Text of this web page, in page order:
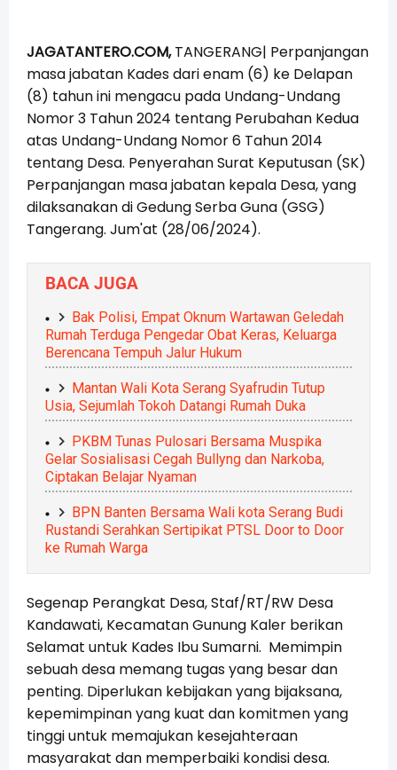
JAGATANTERO.COM,TANGERANG| Perpanjangan
masa jabatan Kades dari enam (6) ke Delapan
(8) tahun ini mengacu pada Undang-Undang
Nomor 3 Tahun 2024 tentang Perubahan Kedua
atas Undang-Undang Nomor 6 Tahun 2014
tentang Desa. Penyerahan Surat Keputusan (SK)
Perpanjangan masa jabatan kepala Desa, yang
dilaksanakan di Gedung Serba Guna (GSG)
Tangerang. Jum'at (28/06/2024).
BACA JUGA
Bak Polisi, Empat Oknum Wartawan Geledah
Rumah Terduga Pengedar Obat Keras, Keluarga
Berencana Tempuh Jalur Hukum
Mantan Wali Kota Serang Syafrudin Tutup
Usia, Sejumlah Tokoh Datangi Rumah Duka
PKBM Tunas Pulosari Bersama Muspika
Gelar Sosialisasi Cegah Bullyng dan Narkoba,
Ciptakan Belajar Nyaman
BPN Banten Bersama Wali kota Serang Budi
Rustandi Serahkan Sertipikat PTSL Door to Door
ke Rumah Warga
Segenap Perangkat Desa, Staf/RT/RW Desa
Kandawati, Kecamatan Gunung Kaler berikan
Selamat untuk Kades Ibu Sumarni. Memimpin
sebuah desa memang tugas yang besar dan
penting. Diperlukan kebijakan yang bijaksana,
kepemimpinan yang kuat dan komitmen yang
tinggi untuk memajukan kesejahteraan
masyarakat dan memperbaiki kondisi desa.